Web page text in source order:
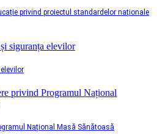
privind proiectul standardelor naționale
Național Masă Sănătoasă